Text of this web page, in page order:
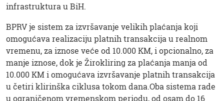
infrastruktura u BiH.
BPRV je sistem za izvršavanje velikih plaćanja koji
omogućava realizaciju platnih transakcija u realnom
vremenu, za iznose veće od 10.000 KM, i opcionalno, za
manje iznose, dok je Žirokliring za plaćanja manja od
10.000 KM i omogućava izvršavanje platnih transakcija
u četiri klirinška ciklusa tokom dana.Oba sistema rade
u ograničenom vremenskom periodu, od osam do 16